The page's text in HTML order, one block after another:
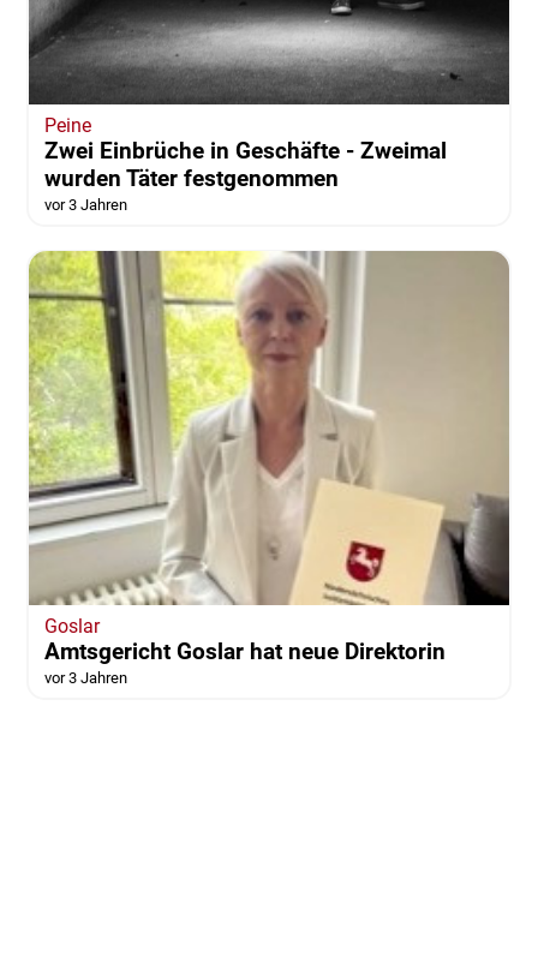
Peine
Zwei Einbrüche in Geschäfte - Zweimal
wurden Täter festgenommen
vor 3 Jahren
Goslar
Amtsgericht Goslar hat neue Direktorin
vor 3 Jahren